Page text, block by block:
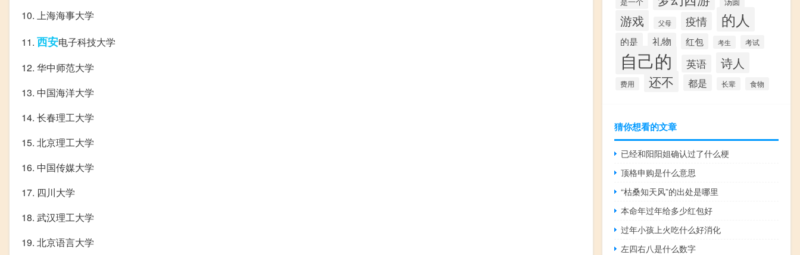
10. 上海海事大学
11. 西安电子科技大学
12. 华中师范大学
13. 中国海洋大学
14. 长春理工大学
15. 北京理工大学
16. 中国传媒大学
17. 四川大学
18. 武汉理工大学
19. 北京语言大学
游戏 父母 疫情 的人
的是 礼物 红包 考生 考试
自己的 英语 诗人
费用 还不 都是 长辈 食物
猜你想看的文章
已经和阳阳姐确认过了什么梗
顶格申购是什么意思
“枯桑知天风”的出处是哪里
本命年过年给多少红包好
过年小孩上火吃什么好消化
左四右八是什么数字